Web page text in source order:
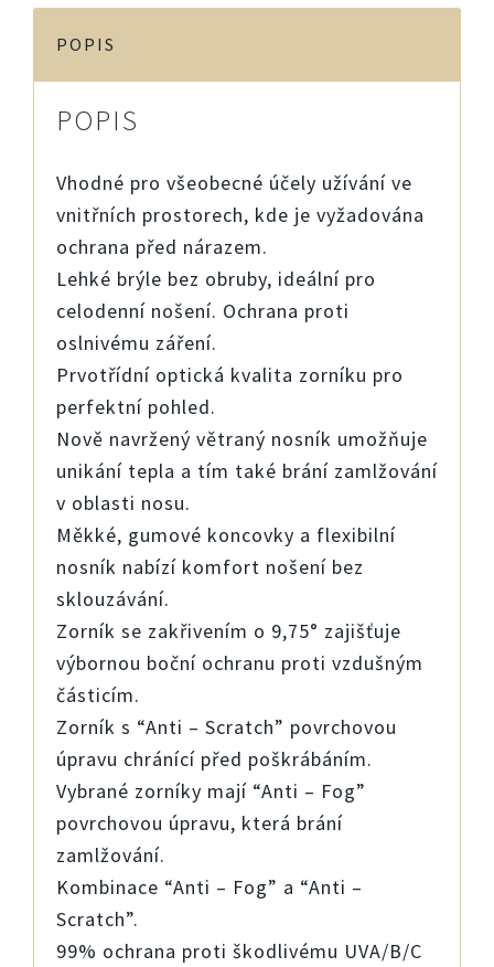
POPIS
POPIS
Vhodné pro všeobecné účely užívání ve
vnitřních prostorech, kde je vyžadována
ochrana před nárazem.
Lehké brýle bez obruby, ideální pro
celodenní nošení. Ochrana proti
oslnivému záření.
Prvotřídní optická kvalita zorníku pro
perfektní pohled.
Nově navržený větraný nosník umožňuje
unikání tepla a tím také brání zamlžování
v oblasti nosu.
Měkké, gumové koncovky a flexibilní
nosník nabízí komfort nošení bez
sklouzávání.
Zorník se zakřivením o 9,75° zajišťuje
výbornou boční ochranu proti vzdušným
částicím.
Zorník s “Anti – Scratch” povrchovou
úpravu chránící před poškrábáním.
Vybrané zorníky mají “Anti – Fog”
povrchovou úpravu, která brání
zamlžování.
Kombinace “Anti – Fog” a “Anti –
Scratch”.
99% ochrana proti škodlivému UVA/B/C